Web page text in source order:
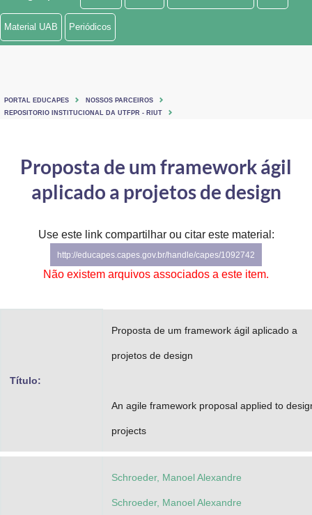
Ministério de Minas e Energia
Ministério do Turismo
Controladoria-Geral da União
Ministério da Mulher, da Família e dos Direitos Humanos
Secretaria-Geral
Planalto
Material UAB Periódicos
PORTAL EDUCAPES
NOSSOS PARCEIROS
REPOSITORIO INSTITUCIONAL DA UTFPR - RIUT
Proposta de um framework ágil
aplicado a projetos de design
Use este link compartilhar ou citar este material:
http://educapes.capes.gov.br/handle/capes/1092742
Não existem arquivos associados a este item.
Título:
Proposta de um framework ágil aplicado a
projetos de design
An agile framework proposal applied to
projects
Schroeder, Manoel Alexandre
Schroeder, Manoel Alexandre